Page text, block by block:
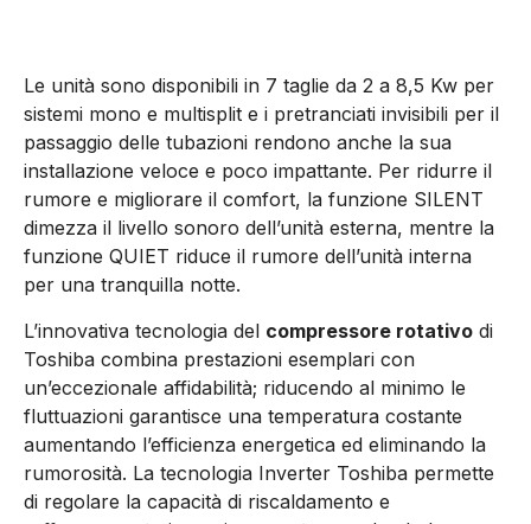
Le unità sono disponibili in 7 taglie da 2 a 8,5 Kw per
sistemi mono e multisplit e i pretranciati invisibili per il
passaggio delle tubazioni rendono anche la sua
installazione veloce e poco impattante. Per ridurre il
rumore e migliorare il comfort, la funzione SILENT
dimezza il livello sonoro dell’unità esterna, mentre la
funzione QUIET riduce il rumore dell’unità interna
per una tranquilla notte.
L’innovativa tecnologia del compressore rotativo di
Toshiba combina prestazioni esemplari con
un’eccezionale affidabilità; riducendo al minimo le
fluttuazioni garantisce una temperatura costante
aumentando l’efficienza energetica ed eliminando la
rumorosità. La tecnologia Inverter Toshiba permette
di regolare la capacità di riscaldamento e